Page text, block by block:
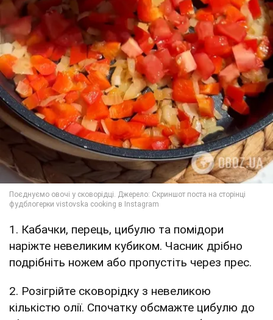
1. Кабачки, перець, цибулю та помідори
наріжте невеликим кубиком. Часник дрібно
подрібніть ножем або пропустіть через прес.
2. Розігрійте сковорідку з невеликою
кількістю олії. Спочатку обсмажте цибулю до